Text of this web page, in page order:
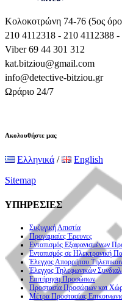
Κολοκοτρώνη 74-76 (5ος
210 4112318 - 210 4112388
Viber 69 44 301 312
kat.bitziou@gmail.com
info@detective-bitziou.gr
Ωράριο 24/7
Ακολουθήστε μας
Ελληνικά /
English
Sitemap
ΥΠΗΡΕΣΙΕΣ
Συζυγική Απιστία
Προγαμιαίες Έρευνες
Εντοπισμός Εξαφανισμένων
Εντοπισμός σε Ηλεκτρονική
Έλεγχος Απορρήτου
Έλεγχος Τηλεφωνικών
Επιτήρηση Προσώπων
Προστασία Προσώπων και
Μέτρα Προστασίας